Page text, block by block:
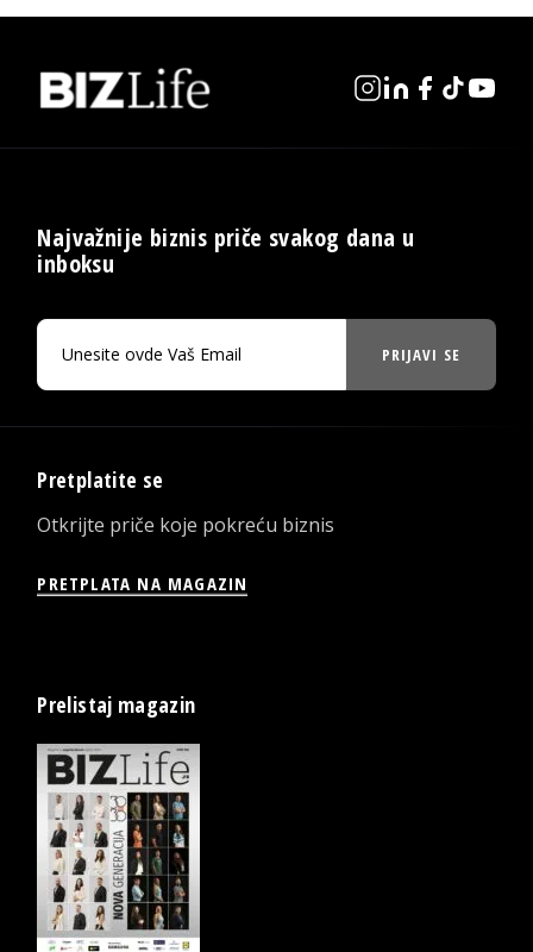
Najvažnije biznis priče svakog dana u
inboksu
PRIJAVI SE
Pretplatite se
Otkrijte priče koje pokreću biznis
PRETPLATA NA MAGAZIN
Prelistaj magazin